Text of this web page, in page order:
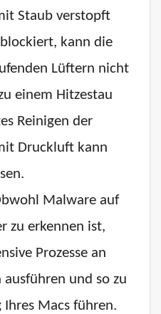
Staub verstopft
kann die
Lüftern nicht
einem Hitzestau
Reinigen der
Druckluft kann
Malware auf
zu erkennen ist,
Prozesse an
und so zu
Macs führen.